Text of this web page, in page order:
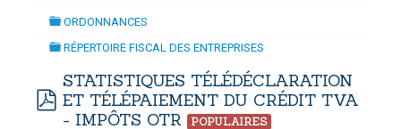
ORDONNANCES
RÉPERTOIRE FISCAL DES ENTREPRISES
pdf
STATISTIQUES TÉLÉDÉCLARATION
ET TÉLÉPAIEMENT DU CRÉDIT TVA
- IMPÔTS OTR
POPULAIRES